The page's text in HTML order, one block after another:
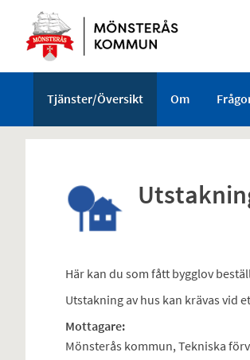
Välkommen
tjänster
Mönsterås
kommun
Tjänster/Översikt Om
Här kan du som fått bygglov
Utstakning av hus kan krävas vid
Mottagare:
Mönsterås kommun, Tekniska